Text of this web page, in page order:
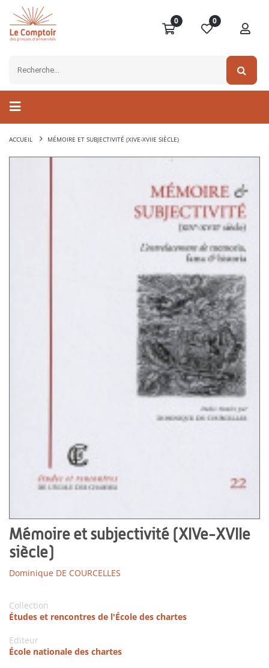
0 0
ACCUEIL MÉMOIRE ET SUBJECTIVITÉ (XIVE-XVIIE SIÈCLE)
Mémoire et subjectivité (XIVe-XVIIe
siècle)
Dominique DE COURCELLES
Collection
Études et rencontres de l'École des chartes
Editeur
École nationale des chartes